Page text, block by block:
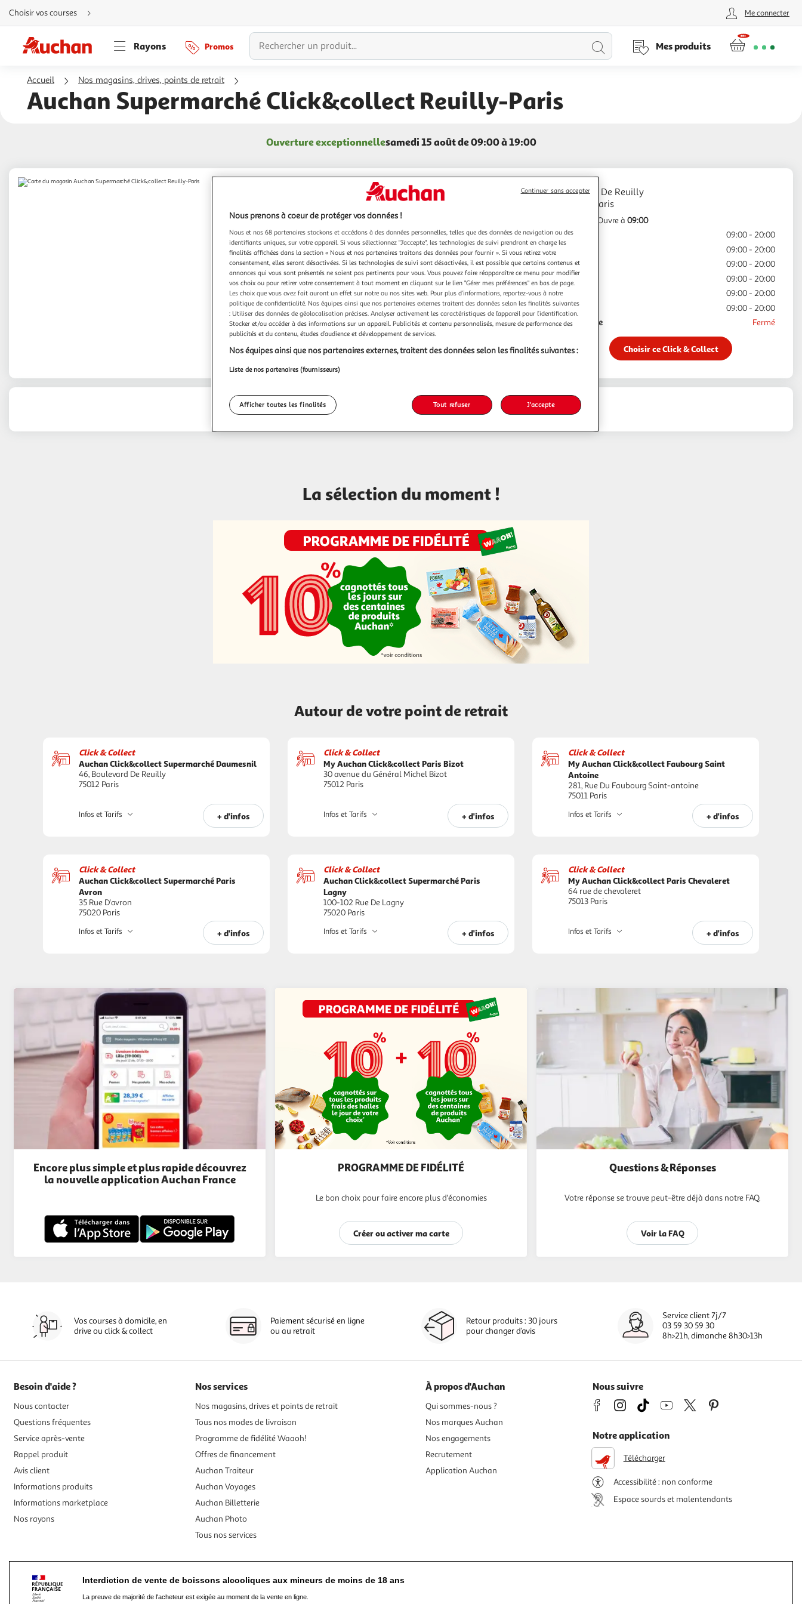
Aller
directement
au
Aller
directement
à
Aller
la
navigation
Choisir vos courses Me connecter
Rayons Promos
Lancer
Mes produits
Accueil Nos magasins, drives, points de retrait
Auchan Supermarché Click&collect Reuilly-Paris
Ouverture exceptionnellesamedi 15 août de 09:00 à 19:00
121 Rue De Reuilly
Ouvre à 09:00
Lundi
09:00 - 20:00
09:00 - 20:00
Mercredi
09:00 - 20:00
09:00 - 20:00
09:00 - 20:00
Samedi
09:00 - 20:00
Dimanche
Fermé
Choisir ce Click & Collect
Contact Espace sourds Voir l'itinéraire
La sélection du moment !
Autour de votre point de retrait
Click & Collect
Auchan Click&collect Supermarché Daumesnil
46, Boulevard De Reuilly
75012 Paris
+ d'infos
Infos et Tarifs
Click & Collect
My Auchan Click&collect Paris Bizot
30 avenue du Général Michel Bizot
75012 Paris
+ d'infos
Infos et Tarifs
Click & Collect
My Auchan Click&collect Faubourg Saint
Antoine
281, Rue Du Faubourg Saint-antoine
75011 Paris
+ d'infos
Infos et Tarifs
Click & Collect
Auchan Click&collect Supermarché Paris
Avron
35 Rue D'avron
75020 Paris
+ d'infos
Infos et Tarifs
Click & Collect
Auchan Click&collect Supermarché Paris
Lagny
100-102 Rue De Lagny
75020 Paris
+ d'infos
Infos et Tarifs
Click & Collect
My Auchan Click&collect Paris Chevaleret
64 rue de chevaleret
75013 Paris
+ d'infos
Infos et Tarifs
Encore plus simple et plus rapide découvrez
la nouvelle application Auchan France
PROGRAMME DE FIDÉLITÉ
Le bon choix pour faire encore plus d'économies
Créer ou activer ma carte
Questions & Réponses
Votre réponse se trouve peut-être déjà dans notre FAQ.
Voir la FAQ
Vos courses à domicile, en
drive ou click & collect
Paiement sécurisé en ligne
ou au retrait
Retour produits : 30 jours
pour changer d’avis
Service client 7j/7
03 59 30 59 30
8h>21h, dimanche 8h30>13h
Besoin d'aide ?
Nous contacter
Questions fréquentes
Service après-vente
Rappel produit
Avis client
Informations produits
Informations marketplace
Nos rayons
Nos services
Nos magasins, drives et points de retrait
Tous nos modes de livraison
Programme de fidélité Waaoh!
Offres de financement
Auchan Traiteur
Auchan Voyages
Auchan Billetterie
Auchan Photo
Tous nos services
À propos d'Auchan
Qui sommes-nous ?
Nos marques Auchan
Nos engagements
Recrutement
Application Auchan
Nous suivre
Notre application
Télécharger
Accessibilité : non conforme
Espace sourds et malentendants
Interdiction de vente de boissons alcooliques aux mineurs de moins de 18 ans
La preuve de majorité de l'acheteur est exigée au moment de la vente en ligne.
Nous prenons à coeur de protéger vos données !
Nous et nos 68 partenaires stockons et accédons à des données personnelles, telles que des données de navigation ou des
identifiants uniques, sur votre appareil. Si vous sélectionnez "J'accepte", les technologies de suivi prendront en charge les
finalités affichées dans la section « Nous et nos partenaires traitons des données pour fournir ». Si vous retirez votre
consentement, elles seront désactivées. Si les technologies de suivi sont désactivées, il est possible que certains contenus et
annonces qui vous sont présentés ne soient pas pertinents pour vous. Vous pouvez faire réapparaître ce menu pour modifier
vos choix ou pour retirer votre consentement à tout moment en cliquant sur le lien "Gérer mes préférences" en bas de page.
Les choix que vous avez fait auront un effet sur notre ou nos sites web. Pour plus d’informations, reportez-vous à notre
politique de confidentialité. Nos équipes ainsi que nos partenaires externes traitent des données selon les finalités suivantes
: Utiliser des données de géolocalisation précises. Analyser activement les caractéristiques de l’appareil pour l’identification.
Stocker et/ou accéder à des informations sur un appareil. Publicités et contenu personnalisés, mesure de performance des
publicités et du contenu, études d’audience et développement de services.
Nos équipes ainsi que nos partenaires externes, traitent des données selon les finalités suivantes :
Liste de nos partenaires (fournisseurs)
Afficher toutes les finalités Tout refuser J'accepte
Continuer sans accepter